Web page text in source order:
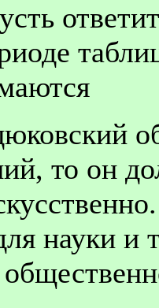
то он
науки и